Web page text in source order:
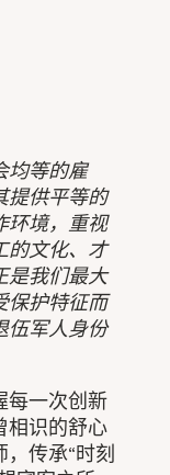
均等的雇
提供平等的
环境，重视
的文化、才
是我们最大
保护特征而
伍军人身份
每一次创新
相识的舒心
传承“时刻